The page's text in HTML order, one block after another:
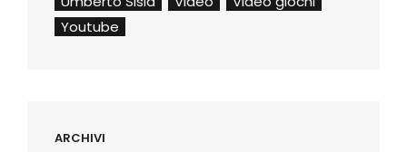
Youtube
ARCHIVI